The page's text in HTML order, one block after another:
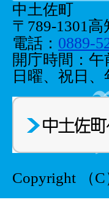
中土佐町
〒789-1301
電話： 0889-
開庁時間：
日曜、祝日、
Copyright （C